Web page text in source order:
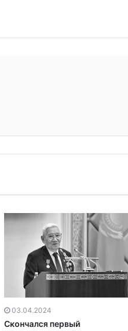
03.04.2024
Скончался первый